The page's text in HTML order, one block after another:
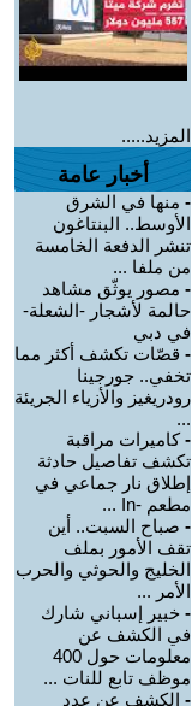
المزيد.....
أخبار عامة
- منها في الشرق
الأوسط.. البنتاغون
تنشر الدفعة الخامسة
من ملفا ...
- مصور يوثّق مشاهد
حالمة لأشجار -الشعلة-
في دبي
- قصّات تكشف أكثر مما
تخفي.. جورجينا
رودريغيز والأزياء الجريئة
...
-كاميرات مراقبة
تكشف تفاصيل حادثة
إطلاق نار جماعي في
مطعم -In ...
- صباح السبت.. أين
تقف الأمور بملف
الخليج والحوثي والحرب
الأمر ...
- خبير إسباني شارك
في الكشف عن
معلومات حول 400
موظف تابع للنات ...
- الكشف عن عدد